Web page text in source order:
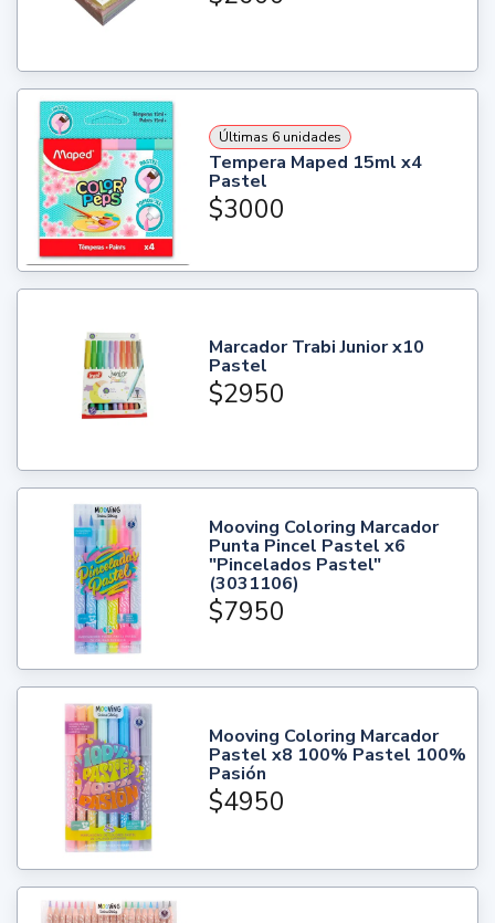
Últimas 6 unidades
Tempera Maped 15ml x4
Pastel
$3000
Marcador Trabi Junior x10
Pastel
$2950
Mooving Coloring Marcador
Punta Pincel Pastel x6
"Pincelados Pastel"
(3031106)
$7950
Mooving Coloring Marcador
Pastel x8 100% Pastel 100%
Pasión
$4950